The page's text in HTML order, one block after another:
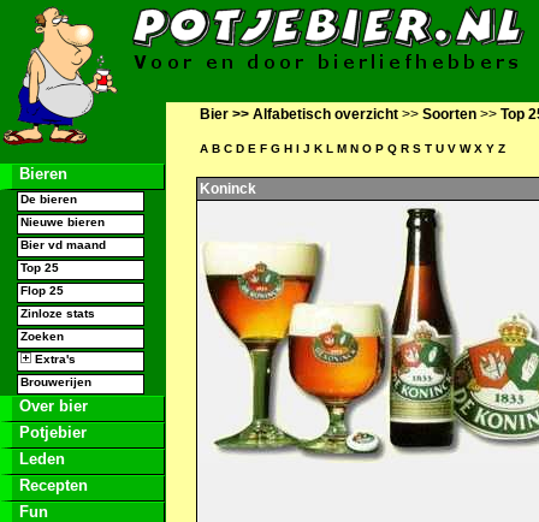
Bieren
De bieren
Nieuwe bieren
Bier vd maand
Top 25
Flop 25
Zinloze stats
Zoeken
Extra's
Brouwerijen
Over bier
Potjebier
Leden
Recepten
Fun
Bier >> Alfabetisch overzicht >> Soorten >> Top
A B C D E F G H I J K L M N O P Q R S T U V W X Y Z
Koninck